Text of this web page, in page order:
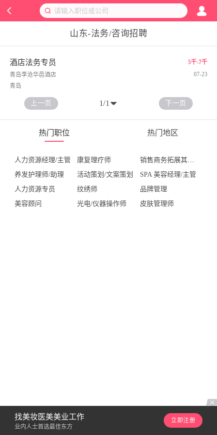
山东-法务/咨询招聘
酒店法务专员
5千-7千
青岛李沧华邑酒店
07-23
青岛
上一页 1/1 下一页
热门职位 热门地区
人力资源经理/主管 康复理疗师
销售商务拓展其他职位
养发护理师/助理
活动策划/文案策划
SPA 美容经理/主管
人力资源专员
纹绣师
品牌管理
美容顾问
光电/仪器操作师 皮肤管理师
找美妆医美美业工作
业内人士首选最佳东方
立即注册